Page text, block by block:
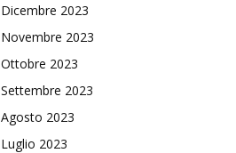
Dicembre 2023
Novembre 2023
Ottobre 2023
Settembre 2023
Agosto 2023
Luglio 2023